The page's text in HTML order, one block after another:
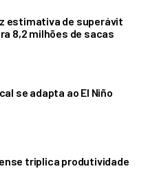
estimativa de superávit
8,2 milhões de sacas
se adapta ao El Niño
triplica produtividade